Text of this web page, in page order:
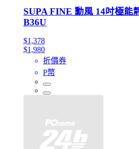
SUPA FINE 勳風 14吋極能
B36U
$1,378
$1,980
折價券
P幣